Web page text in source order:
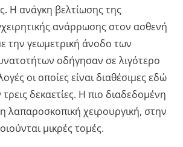
Η ανάγκη βελτίωσης της
ανάρρωσης στον ασθενή
την γεωμετρική άνοδο των
οδήγησαν σε λιγότερο
οι οποίες είναι διαθέσιμες εδώ
δεκαετίες. Η πιο διαδεδομένη
λαπαροσκοπική χειρουργική, στην
μικρές τομές.